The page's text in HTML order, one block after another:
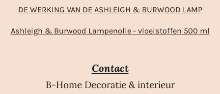
DE WERKING VAN DE ASHLEIGH & BURWOOD LAMP
Ashleigh & Burwood Lampenolie - vloeistoffen 500 ml
Contact
B-Home Decoratie & interieur